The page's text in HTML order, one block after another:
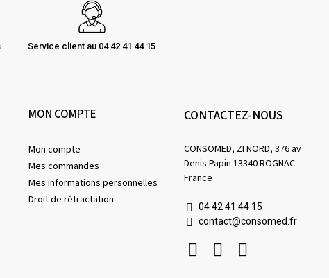
Service client au 04 42 41 44 15
MON COMPTE
Mon compte
Mes commandes
Mes informations personnelles
Droit de rétractation
CONTACTEZ-NOUS
CONSOMED, ZI NORD, 376 av
Denis Papin 13340 ROGNAC
France
04 42 41 44 15
contact@consomed.fr